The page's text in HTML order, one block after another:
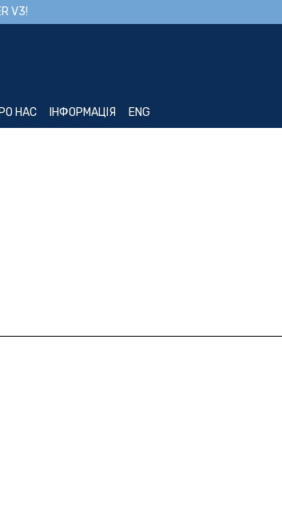
V3!
НАС ІНФОРМАЦІЯ ENG